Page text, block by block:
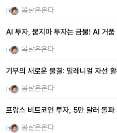
봄날은온다
AI 투자, 묻지마 투자는 금물! AI 거
봄날은온다
기부의 새로운 물결: 밀레니얼 자선
봄날은온다
프랑스 비트코인 투자, 5만 달러 돌
봄날은온다